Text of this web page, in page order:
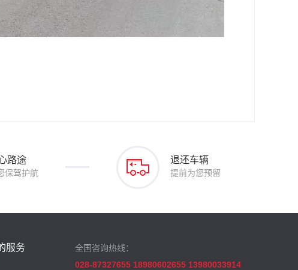
路途
保驾护航
退还车辆
提前为您预留
服务
全国咨询热线：
028-87327655 18980602655 13980033914